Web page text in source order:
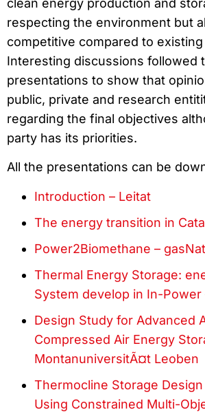
clean energy production and
respecting the environment but
competitive compared to
Interesting discussions followed
presentations to show that
public, private and research
regarding the final objectives
party has its priorities.
All the presentations can be
Introduction – Leitat
The energy transition in
Power2Biomethane –
Thermal Energy Storage:
System develop in In-Power
Design Study for Advanced
Compressed Air Energy
MontanuniversitÃ¤t Leoben
Thermocline Storage Design
Using Constrained Multi-